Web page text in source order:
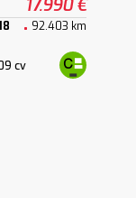
17.990 €
92.403 km
cv